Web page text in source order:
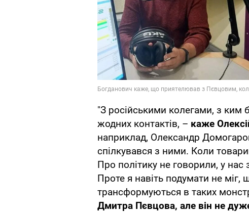
"З російськими колегами, з ким
жодних контактів, – каже
наприклад, Олександр
спілкувався з ними. Коли
Про політику не говорили, у
Проте я навіть подумати не міг,
трансформуються в таких
Дмитра Пєвцова, але він не